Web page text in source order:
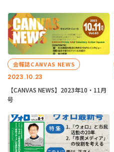
2023.10.23
会報誌CANVAS NEWS
【CANVAS NEWS】2023年10・11月
号